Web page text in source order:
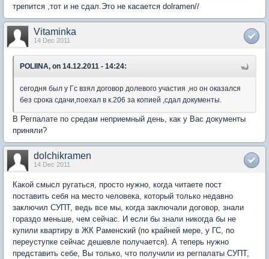
трепится ,тот и не сдал.Это не касается dolramen//
Vitaminka
14 Dec 2011
POLIINA, on 14.12.2011 - 14:24:
сегодня был у Гс взял договор долевого участия ,но он оказался
без срока сдачи,поехал в к.206 за копией ,сдал документы.
В Регпалате по средам неприемный день, как у Вас документы
приняли?
dolchikramen
14 Dec 2011
Какой смысл ругаться, просто нужно, когда читаете пост
поставить себя на место человека, который только недавно
заключил СУПТ, ведь все мы, когда заключали договор, знали
гораздо меньше, чем сейчас. И если бы знали никогда бы не
купили квартиру в ЖК Раменский (по крайней мере, у ГС, по
переуступке сейчас дешевле получается). А теперь нужно
представить себе, Вы только, что получили из регпалаты СУПТ,